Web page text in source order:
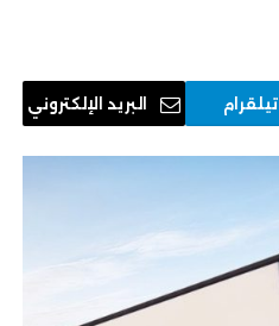
تيلقرام البريد الإلكتروني